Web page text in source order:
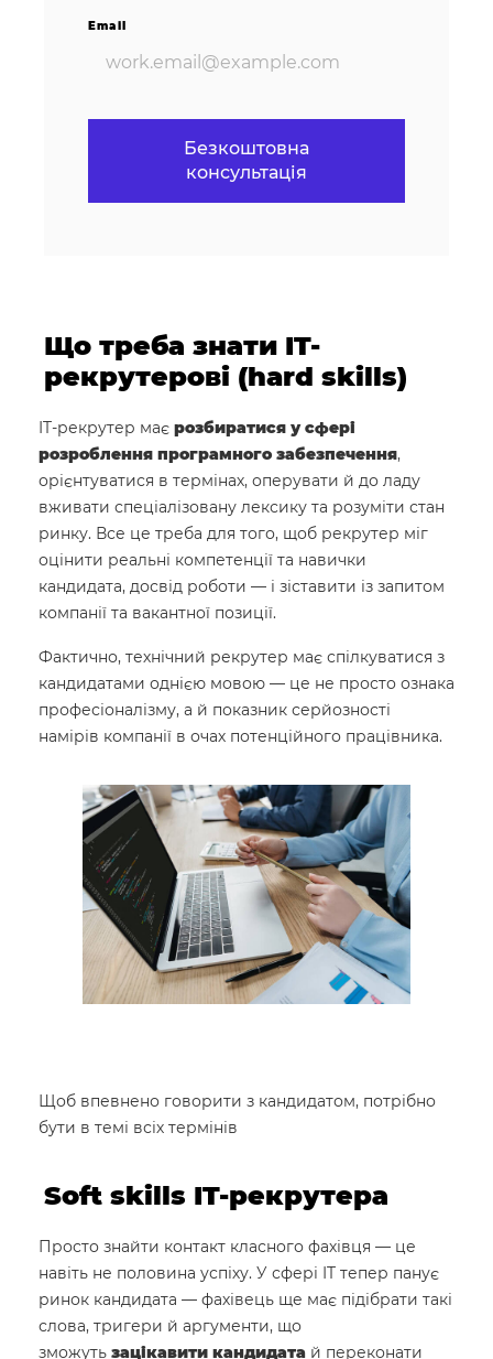
Email
Що треба знати IT-
рекрутерові (hard skills)
IT-рекрутер має розбиратися у сфері
розроблення програмного забезпечення,
орієнтуватися в термінах, оперувати й до ладу
вживати спеціалізовану лексику та розуміти стан
ринку. Все це треба для того, щоб рекрутер міг
оцінити реальні компетенції та навички
кандидата, досвід роботи — і зіставити із запитом
компанії та вакантної позиції.
Фактично, технічний рекрутер має спілкуватися з
кандидатами однією мовою — це не просто ознака
професіоналізму, а й показник серйозності
намірів компанії в очах потенційного працівника.
Щоб впевнено говорити з кандидатом, потрібно
бути в темі всіх термінів
Soft skills IT-рекрутера
Просто знайти контакт класного фахівця — це
навіть не половина успіху. У сфері IT тепер панує
ринок кандидата — фахівець ще має підібрати такі
слова, тригери й аргументи, що
зможуть зацікавити кандидата й переконати